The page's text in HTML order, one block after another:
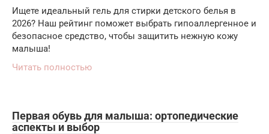
Ищете идеальный гель для стирки детского белья в
2026? Наш рейтинг поможет выбрать гипоаллергенное и
безопасное средство, чтобы защитить нежную кожу
малыша!
Читать полностью
Первая обувь для малыша: ортопедические
аспекты и выбор